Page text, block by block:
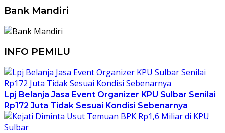
Bank Mandiri
INFO PEMILU
Lpj Belanja Jasa Event Organizer KPU Sulbar Senilai
Rp172 Juta Tidak Sesuai Kondisi Sebenarnya